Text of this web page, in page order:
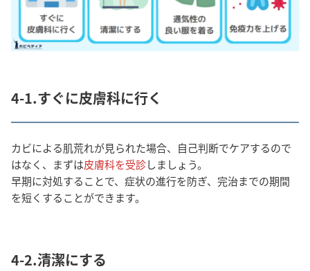
4-1.すぐに皮膚科に行く
カビによる肌荒れが見られた場合、自己判断でケアするので
はなく、まずは皮膚科を受診しましょう。
早期に対処することで、症状の進行を防ぎ、完治までの期間
を短くすることができます。
4-2.清潔にする